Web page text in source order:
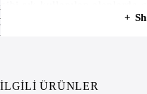
Hayvan Dostudur.
Halılar,
kullanılabilir.
İLGILI ÜRÜNLER